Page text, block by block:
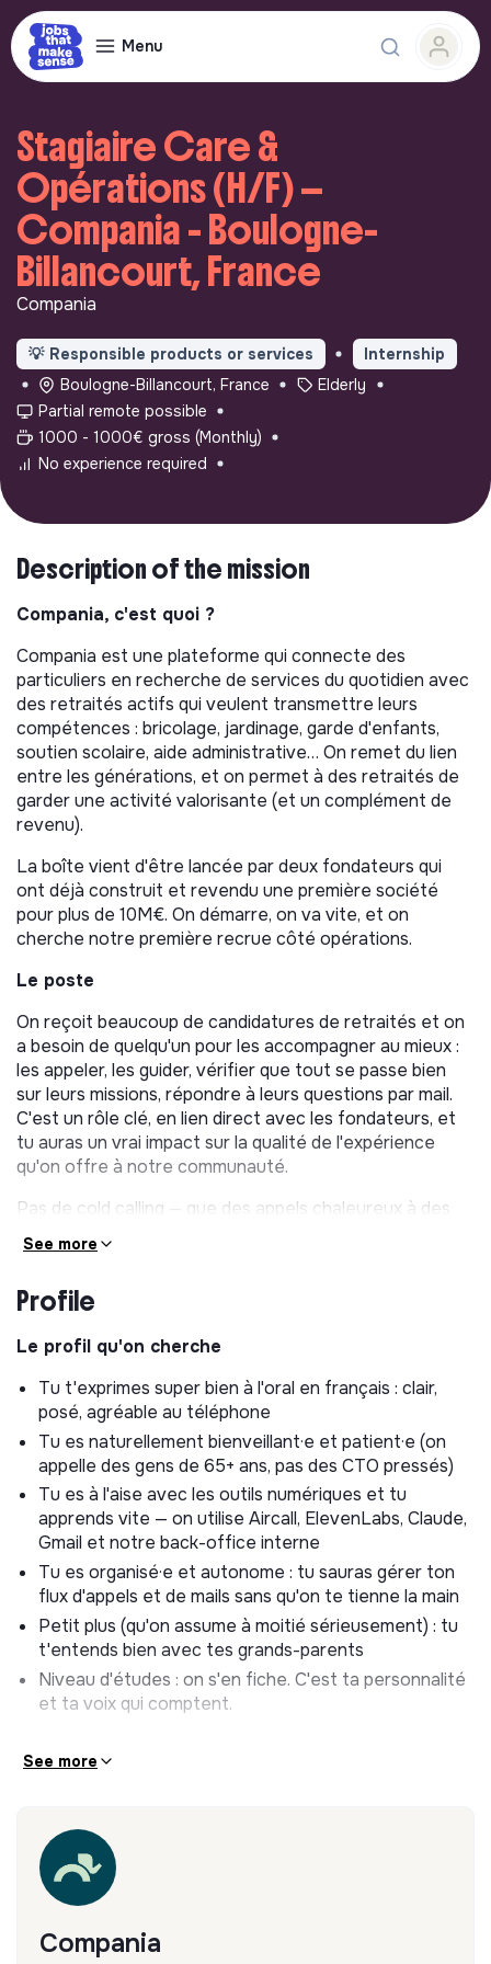
Menu
Stagiaire Care &
Opérations (H/F) —
Compania - Boulogne-
Billancourt, France
Compania
💡 Responsible products or services
Internship
Boulogne-Billancourt, France
Elderly
Partial remote possible
1000 - 1000€ gross (Monthly)
No experience required
Description of the mission
Compania, c'est quoi ?
Compania est une plateforme qui connecte des
particuliers en recherche de services du quotidien avec
des retraités actifs qui veulent transmettre leurs
compétences : bricolage, jardinage, garde d'enfants,
soutien scolaire, aide administrative… On remet du lien
entre les générations, et on permet à des retraités de
garder une activité valorisante (et un complément de
revenu).
La boîte vient d'être lancée par deux fondateurs qui
ont déjà construit et revendu une première société
pour plus de 10M€. On démarre, on va vite, et on
cherche notre première recrue côté opérations.
Le poste
On reçoit beaucoup de candidatures de retraités et on
a besoin de quelqu'un pour les accompagner au mieux :
les appeler, les guider, vérifier que tout se passe bien
sur leurs missions, répondre à leurs questions par mail.
C'est un rôle clé, en lien direct avec les fondateurs, et
tu auras un vrai impact sur la qualité de l'expérience
qu'on offre à notre communauté.
Pas de cold calling — que des appels chaleureux à des
gens contents qu'on les appelle.
Onboarder par téléphone les retraités fraîchement
inscrits et les guider pas à pas dans la création de
leur annonce
Rappeler les retraités inscrits mais pas encore
publiés pour les débloquer
Suivre les missions en cours : vérifier que tout se
passe bien, que la plateforme est bien comprise,
recueillir les retours
Gérer le support par mail avec bienveillance et
réactivité
Faire remonter aux fondateurs ce qui coince et ce
qui marche, pour qu'on améliore le produit en continu
Ce qu'on t'offre
Stage de 6 mois, temps plein, convention obligatoire
1 000 € brut / mois + prime (à définir ensemble selon
Hybride : bureau à Boulogne-Billancourt + télétravail
boîte de zéro
Une mission qui a du sens : briser l'isolement des
retraités, recréer du lien intergénérationnel, et le voir
L'opportunité de rejoindre une start-up early stage
See more
Profile
Le profil qu'on cherche
Tu t'exprimes super bien à l'oral en français : clair,
posé, agréable au téléphone
Tu es naturellement bienveillant·e et patient·e (on
appelle des gens de 65+ ans, pas des CTO pressés)
Tu es à l'aise avec les outils numériques et tu
apprends vite — on utilise Aircall, ElevenLabs, Claude,
Gmail et notre back-office interne
Tu es organisé·e et autonome : tu sauras gérer ton
flux d'appels et de mails sans qu'on te tienne la main
Petit plus (qu'on assume à moitié sérieusement) : tu
t'entends bien avec tes grands-parents
Niveau d'études : on s'en fiche. C'est ta personnalité
et ta voix qui comptent.
See more
Compania